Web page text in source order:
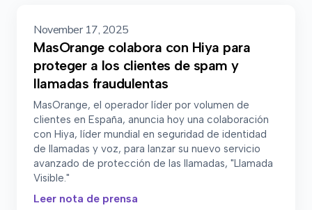
November 17, 2025
MasOrange colabora con Hiya para
proteger a los clientes de spam y
llamadas fraudulentas
MasOrange, el operador líder por volumen de
clientes en España, anuncia hoy una colaboración
con Hiya, líder mundial en seguridad de identidad
de llamadas y voz, para lanzar su nuevo servicio
avanzado de protección de las llamadas, "Llamada
Visible."
Leer nota de prensa